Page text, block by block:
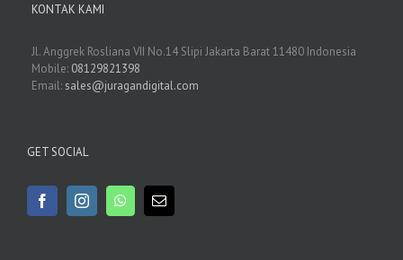
KONTAK KAMI
Jl. Anggrek Rosliana VII No.14 Slipi Jakarta Barat 11480 Indonesia
Mobile: 08129821398
Email: sales@juragandigital.com
GET SOCIAL